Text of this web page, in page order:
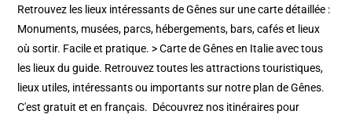
Retrouvez les lieux intéressants de Gênes sur une carte détaillée :
Monuments, musées, parcs, hébergements, bars, cafés et lieux
où sortir. Facile et pratique. > Carte de Gênes en Italie avec tous
les lieux du guide. Retrouvez toutes les attractions touristiques,
lieux utiles, intéressants ou importants sur notre plan de Gênes.
C'est gratuit et en français. Découvrez nos itinéraires pour